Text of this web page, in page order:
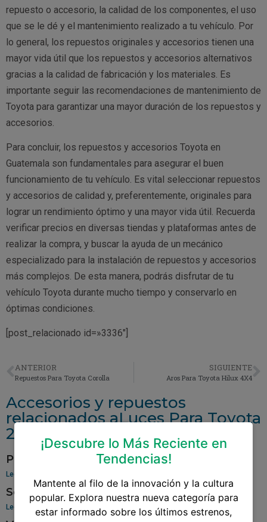
repuesto o accesorio, la calidad de los componentes, el uso
que se le dé y el mantenimiento realizado a tu vehículo. Por
lo general, los repuestos originales y accesorios tienen una
mayor vida útil que los repuestos y accesorios alternativos
gracias a la calidad de fabricación y los materiales. Es
importante seguir las recomendaciones de mantenimiento de
Toyota para garantizar una mayor duración de los repuestos y
accesorios.
Para concluir, los repuestos y accesorios Toyota en
Guatemala son fundamentales para asegurar el buen
funcionamiento de tu vehículo. Es vital seleccionar repuestos
y accesorios de calidad y, preferentemente, originales para
lograr un rendimiento óptimo y una mayor vida útil. Recuerda
verificar precios en diversas tiendas y plataformas antes de
realizar la compra, y buscar la ayuda de un mecánico
especializado para la instalación de repuestos y accesorios
más complejos. De esta manera, podrás disfrutar de tu
vehículo Toyota durante mucho tiempo y conservarlo en
óptimas condiciones.
[post_relacionado id=»3336″]
ANTERIOR
Repuestos Para Toyota Corolla
SIGUIENTE
Aros Para Toyota Hilux 4X4
Accesorios y repuestos
relacionados aLuces Para Toyota
22R
Pantalla Para Toyota Yaris
Leer más »
Sensor De Oxigeno Para Toyota Corolla
Leer más »
¡Descubre lo Más Reciente en
Tendencias!
Mantente al filo de la innovación y la cultura
popular. Explora nuestra nueva categoría para
estar informado sobre los últimos estrenos,